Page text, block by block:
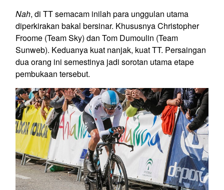
Nah, di TT semacam inilah para unggulan utama
diperkirakan bakal bersinar. Khususnya Christopher
Froome (Team Sky) dan Tom Dumoulin (Team
Sunweb). Keduanya kuat nanjak, kuat TT. Persaingan
dua orang ini semestinya jadi sorotan utama etape
pembukaan tersebut.